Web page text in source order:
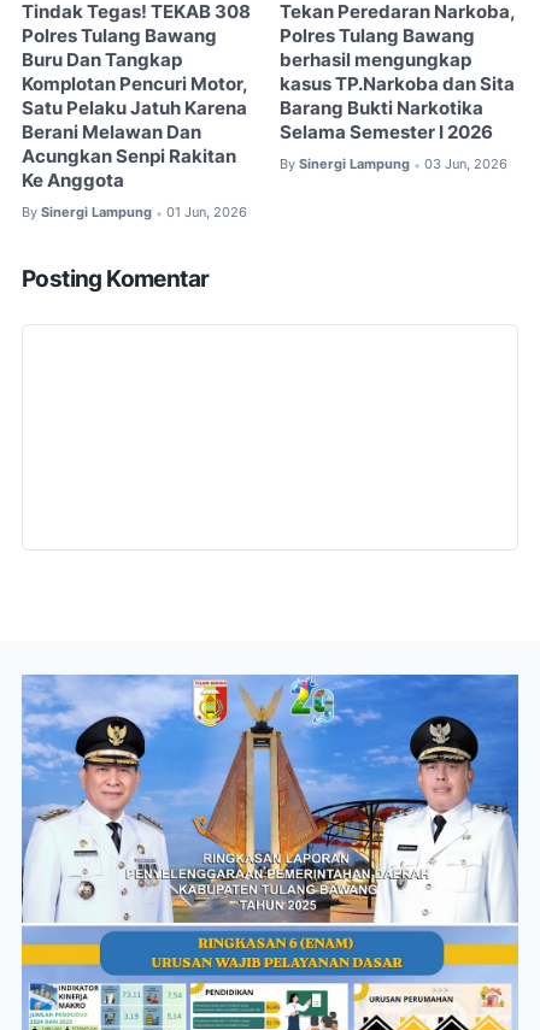
Tindak Tegas! TEKAB 308
Polres Tulang Bawang
Buru Dan Tangkap
Komplotan Pencuri Motor,
Satu Pelaku Jatuh Karena
Berani Melawan Dan
Acungkan Senpi Rakitan
Ke Anggota
By Sinergi Lampung • 01 Jun, 2026
Tekan Peredaran Narkoba,
Polres Tulang Bawang
berhasil mengungkap
kasus TP.Narkoba dan Sita
Barang Bukti Narkotika
Selama Semester I 2026
By Sinergi Lampung • 03 Jun, 2026
Posting Komentar